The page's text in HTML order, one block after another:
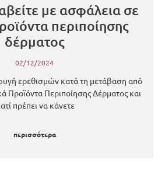
με ασφάλεια σε
περιποίησης
δέρματος
02/12/2024
ερεθισμών κατά τη μετάβαση από
Προϊόντα Περιποίησης Δέρματος και
πρέπει να κάνετε
περισσότερα